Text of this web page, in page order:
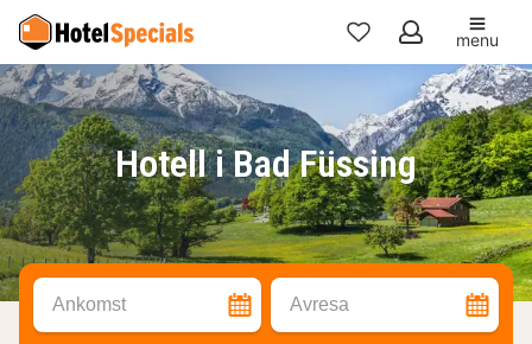
Mina
favoriter
menu
Hotell i Bad Füssing
Ankomst Avresa